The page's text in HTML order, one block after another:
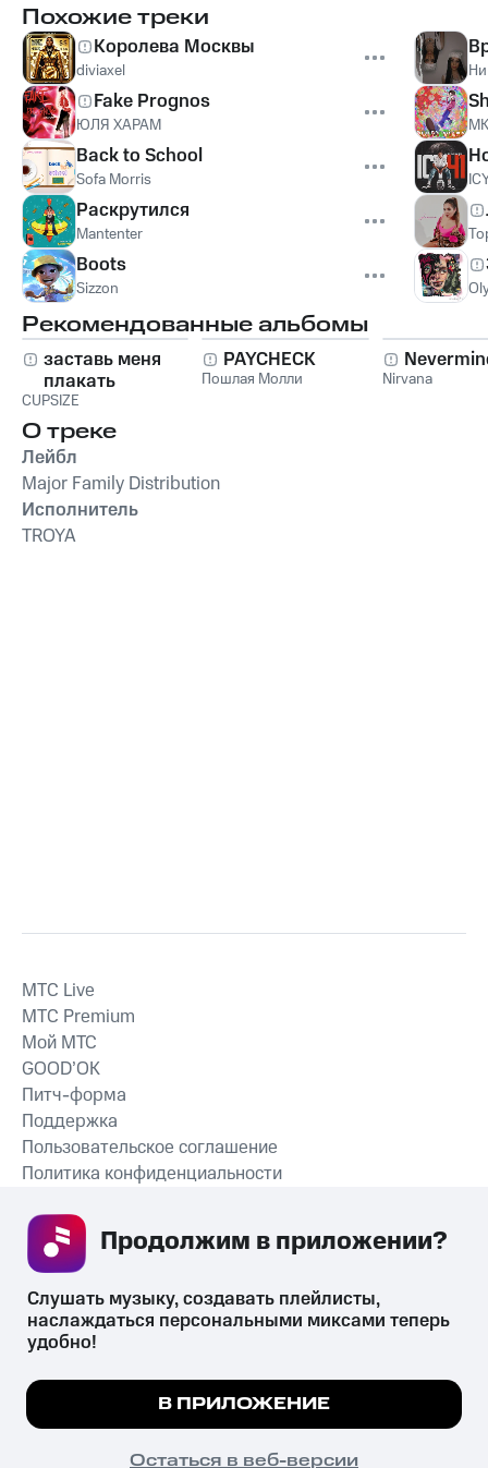
Похожие треки
Королева Москвы
diviaxel
Fake Prognos
ЮЛЯ ХАРАМ
Back to School
Sofa Morris
Раскрутился
Mantenter
Boots
Sizzon
MK
Рекомендованные альбомы
заставь меня
плакать
CUPSIZE
PAYCHECK
Пошлая Молли Nirvana
О треке
Лейбл
Major Family Distribution
Исполнитель
TROYA
СКАЧАТЬ ПРИЛОЖЕНИЕ
MTС Live
MTС Premium
Мой МТС
GOOD’OK
Питч-форма
Поддержка
Пользовательское соглашение
Политика конфиденциальности
психотропных веществ, их аналогов причиняет вред здоровью,
их незаконный оборот запрещён и влечёт установленную
законодательством ответственность.
© 2026 ООО «КИОН».
Мы используем куки, чтобы на сайте все
Подробнее
ПОНЯТНО
Слушать музыку, создавать плейлисты,
наслаждаться персональными миксами теперь
удобно!
В ПРИЛОЖЕНИЕ
Остаться в веб-версии